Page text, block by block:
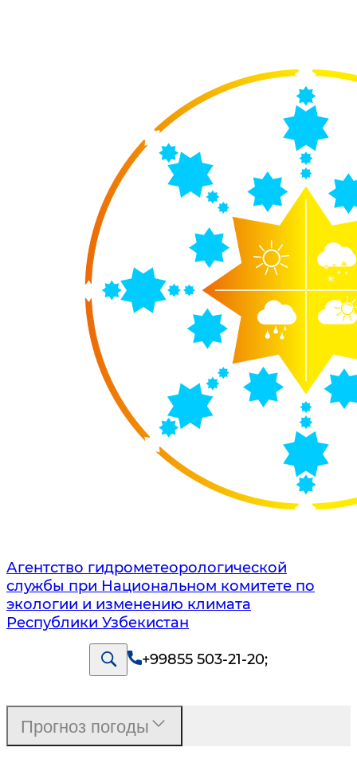
Агентство гидрометеорологической
службы при Национальном комитете по
экологии и изменению климата
Республики Узбекистан
+99855 503-21-20;
Прогноз погоды